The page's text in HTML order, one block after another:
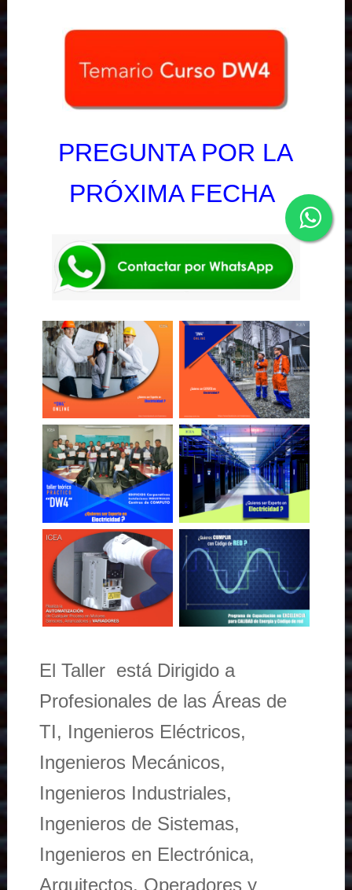
PREGUNTA POR LA
PRÓXIMA FECHA
El Taller está Dirigido a
Profesionales de las Áreas de
TI, Ingenieros Eléctricos,
Ingenieros Mecánicos,
Ingenieros Industriales,
Ingenieros de Sistemas,
Ingenieros en Electrónica,
Arquitectos, Operadores y